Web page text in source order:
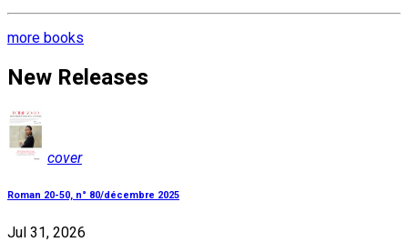
more books
New Releases
cover
Roman 20-50, n° 80/décembre 2025
Jul 31, 2026